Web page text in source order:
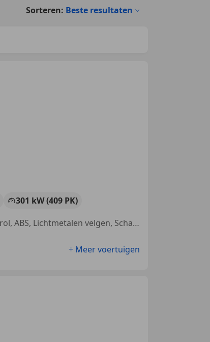
Sorteren: Beste resultaten
301 kW (409 PK)
Alarm, Open dak, Nieuwe APK, Automatische klimaatregeling, Cruise control, ABS, Lichtmetalen velgen, Schakelflippers
+ Meer voertuigen